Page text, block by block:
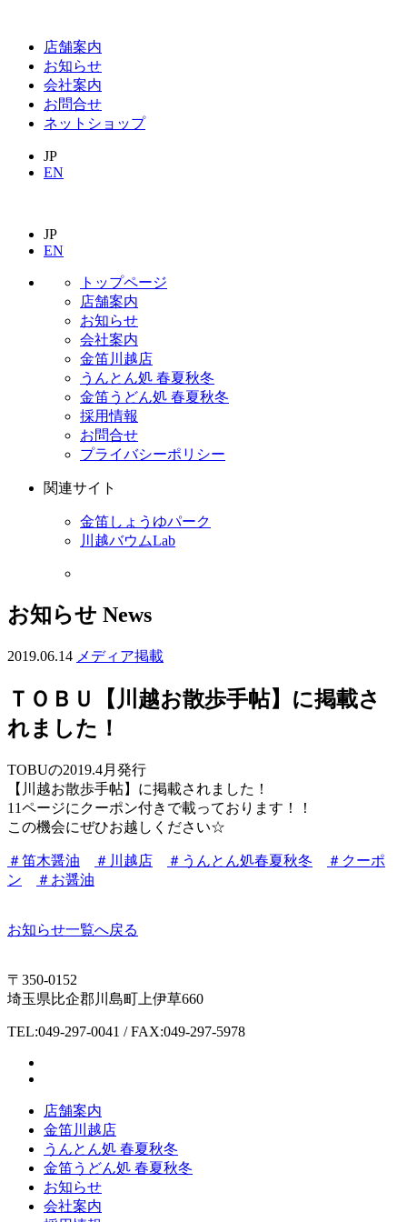
店舗案内
お知らせ
会社案内
お問合せ
ネットショップ
JP
EN
JP
EN
トップページ
店舗案内
お知らせ
会社案内
金笛川越店
うんとん処 春夏秋冬
金笛うどん処 春夏秋冬
採用情報
お問合せ
プライバシーポリシー
関連サイト
金笛しょうゆパーク
川越バウムLab
お知らせ News
2019.06.14 メディア掲載
ＴＯＢＵ【川越お散歩手帖】に掲載さ
れました！
TOBUの2019.4月発行
【川越お散歩手帖】に掲載されました！
11ページにクーポン付きで載っております！！
この機会にぜひお越しください☆
＃笛木醤油 ＃ 川越店 ＃ うんとん処春夏秋冬 ＃ クーポ
ン
＃ お醤油
お知らせ一覧へ戻る
〒350-0152
埼玉県比企郡川島町上伊草660
TEL:049-297-0041 / FAX:049-297-5978
店舗案内
金笛川越店
うんとん処 春夏秋冬
金笛うどん処 春夏秋冬
お知らせ
会社案内